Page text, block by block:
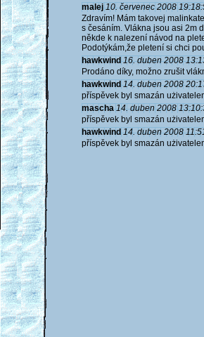
malej 10. červenec 2008
Zdravím! Mám takovej
s česáním. Vlákna jsou asi 2m
někde k nalezení návod na
Podotýkám,že pletení si chci
hawkwind 16. duben 2008
Prodáno díky, možno zrušit
hawkwind 14. duben 2008
příspěvek byl smazán
mascha 14. duben 2008
příspěvek byl smazán
hawkwind 14. duben 2008
příspěvek byl smazán